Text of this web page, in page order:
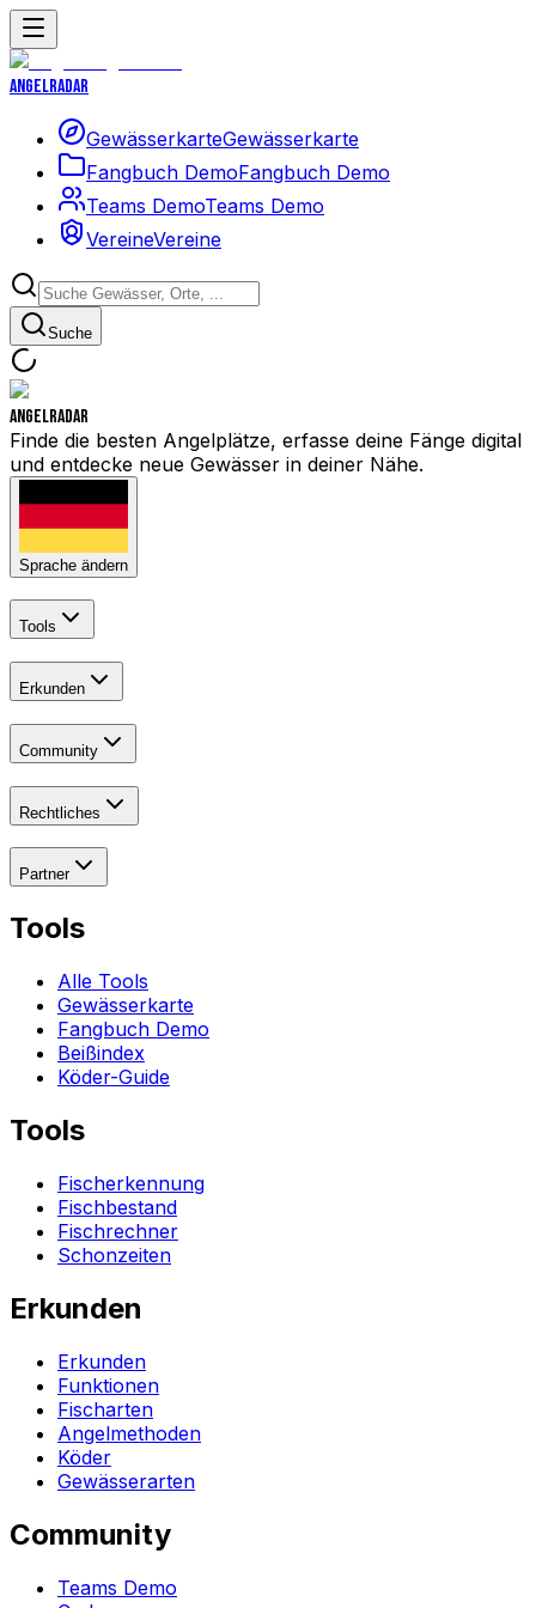
Angelradar
GewässerkarteGewässerkarte
Fangbuch DemoFangbuch Demo
Teams DemoTeams Demo
VereineVereine
Suche
Angelradar
Finde die besten Angelplätze, erfasse deine Fänge digital
und entdecke neue Gewässer in deiner Nähe.
Sprache ändern
Tools
Erkunden
Community
Rechtliches
Partner
Tools
Alle Tools
Gewässerkarte
Fangbuch Demo
Beißindex
Köder-Guide
Tools
Fischerkennung
Fischbestand
Fischrechner
Schonzeiten
Erkunden
Erkunden
Funktionen
Fischarten
Angelmethoden
Köder
Gewässerarten
Community
Teams Demo